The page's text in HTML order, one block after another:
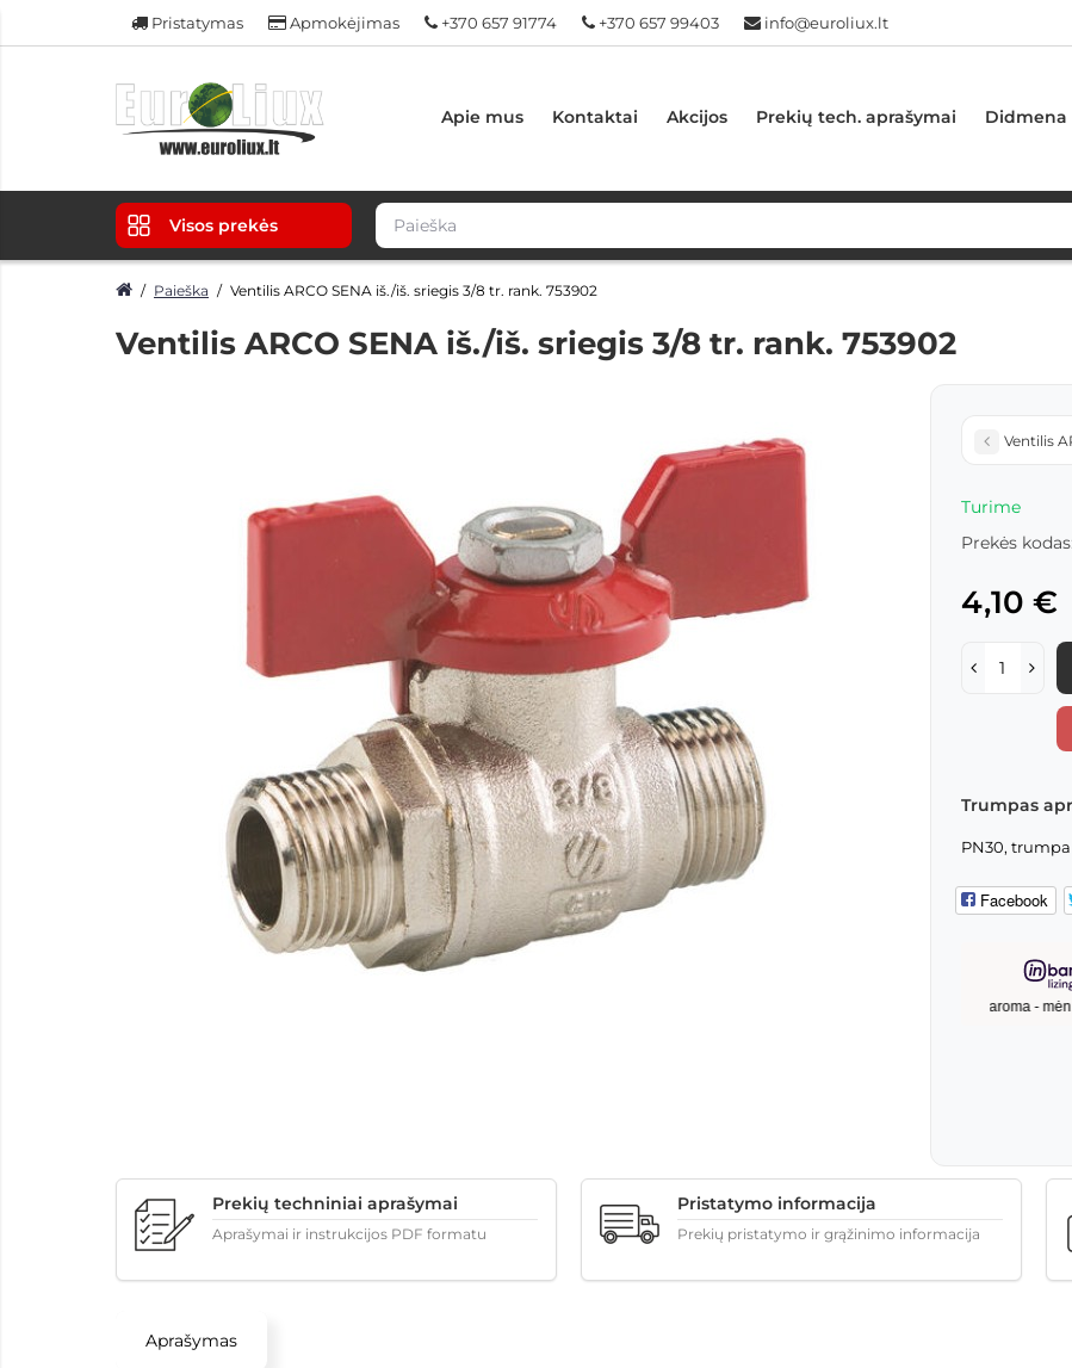
Pristatymas Apmokėjimas +370 657 91774 +370 657 99403 info@euroliux.lt
Apie mus Kontaktai Akcijos Prekių tech. aprašymai Didmena
Visos prekės
Paieška Ventilis ARCO SENA iš./iš. sriegis 3/8 tr. rank. 753902
Ventilis ARCO SENA iš./iš. sriegis 3/8 tr. rank. 753902
Ventilis
Turime
Prekės kodas:
4,10 €
Trumpas
PN30,
Facebook
Prekių techniniai aprašymai
Aprašymai ir instrukcijos PDF formatu
Pristatymo informacija
Prekių pristatymo ir grąžinimo informacija
Aprašymas